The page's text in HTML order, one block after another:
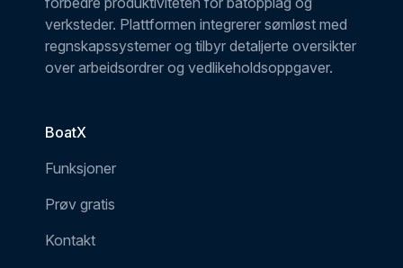
verksteder. Plattformen integrerer sømløst med
regnskapssystemer og tilbyr detaljerte oversikter
over arbeidsordrer og vedlikeholdsoppgaver.
BoatX
Funksjoner
Prøv gratis
Kontakt